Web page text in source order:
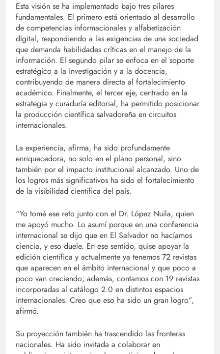
Esta visión se ha implementado bajo tres pilares
fundamentales. El primero está orientado al desarrollo
de competencias informacionales y alfabetización
digital, respondiendo a las exigencias de una sociedad
que demanda habilidades críticas en el manejo de la
información. El segundo pilar se enfoca en el soporte
estratégico a la investigación y a la docencia,
contribuyendo de manera directa al fortalecimiento
académico. Finalmente, el tercer eje, centrado en la
estrategia y curaduría editorial, ha permitido posicionar
la producción científica salvadoreña en circuitos
internacionales.
La experiencia, afirma, ha sido profundamente
enriquecedora, no solo en el plano personal, sino
también por el impacto institucional alcanzado. Uno de
los logros más significativos ha sido el fortalecimiento
de la visibilidad científica del país.
“Yo tomé ese reto junto con el Dr. López Nuila, quien
me apoyó mucho. Lo asumí porque en una conferencia
internacional se dijo que en El Salvador no hacíamos
ciencia, y eso duele. En ese sentido, quise apoyar la
edición científica y actualmente ya tenemos 72 revistas
que aparecen en el ámbito internacional y que poco a
poco van creciendo; además, contamos con 19 revistas
incorporadas al catálogo 2.0 en distintos espacios
internacionales. Creo que eso ha sido un gran logro”,
afirmó.
Su proyección también ha trascendido las fronteras
nacionales. Ha sido invitada a colaborar en